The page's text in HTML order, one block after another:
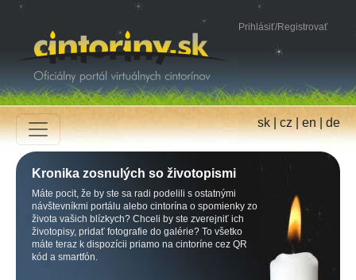
Prihlásiť/Registrovať
sk|cz|en|de
Kronika zosnulých so životopismi
Máte pocit, že by ste sa radi podelili s ostatnými
návštevníkmi portálu alebo cintorína o spomienky zo
života vašich blízkych? Chceli by ste zverejniť ich
životopisy, pridať fotografie do galérie? To všetko
máte teraz k dispozícii priamo na cintoríne cez QR
kód a smartfón.